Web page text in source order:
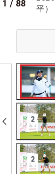
1 / 88
平）